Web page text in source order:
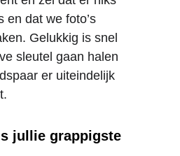
en dat we foto’s
Gelukkig is snel
sleutel gaan halen
er uiteindelijk
jullie grappigste